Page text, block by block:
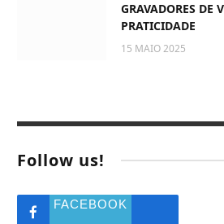
GRAVADORES DE
PRATICIDADE
15 MAIO 2025
Follow us!
FACEBOOK